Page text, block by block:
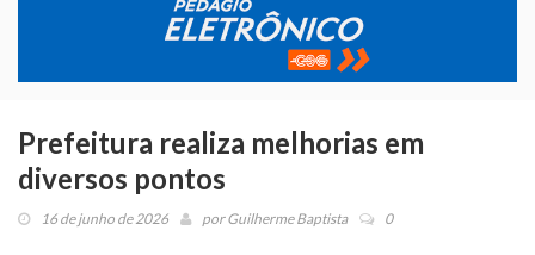
Prefeitura realiza melhorias em
diversos pontos
16 de junho de 2026 porGuilherme Baptista 0